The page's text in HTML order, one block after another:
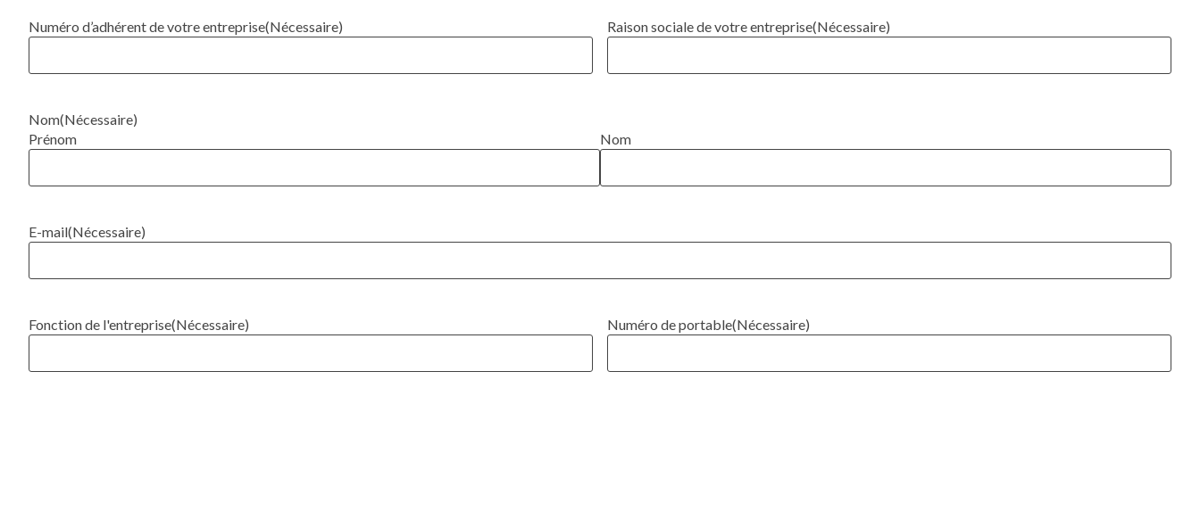
Numéro d’adhérent de votre entreprise(Nécessaire) Raison sociale de votre entreprise(Nécessaire)
Nom(Nécessaire)
Prénom
Nom
E-mail(Nécessaire)
Fonction de l'entreprise(Nécessaire) Numéro de portable(Nécessaire)